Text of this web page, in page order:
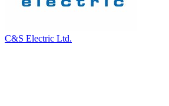
C&S Electric Ltd.